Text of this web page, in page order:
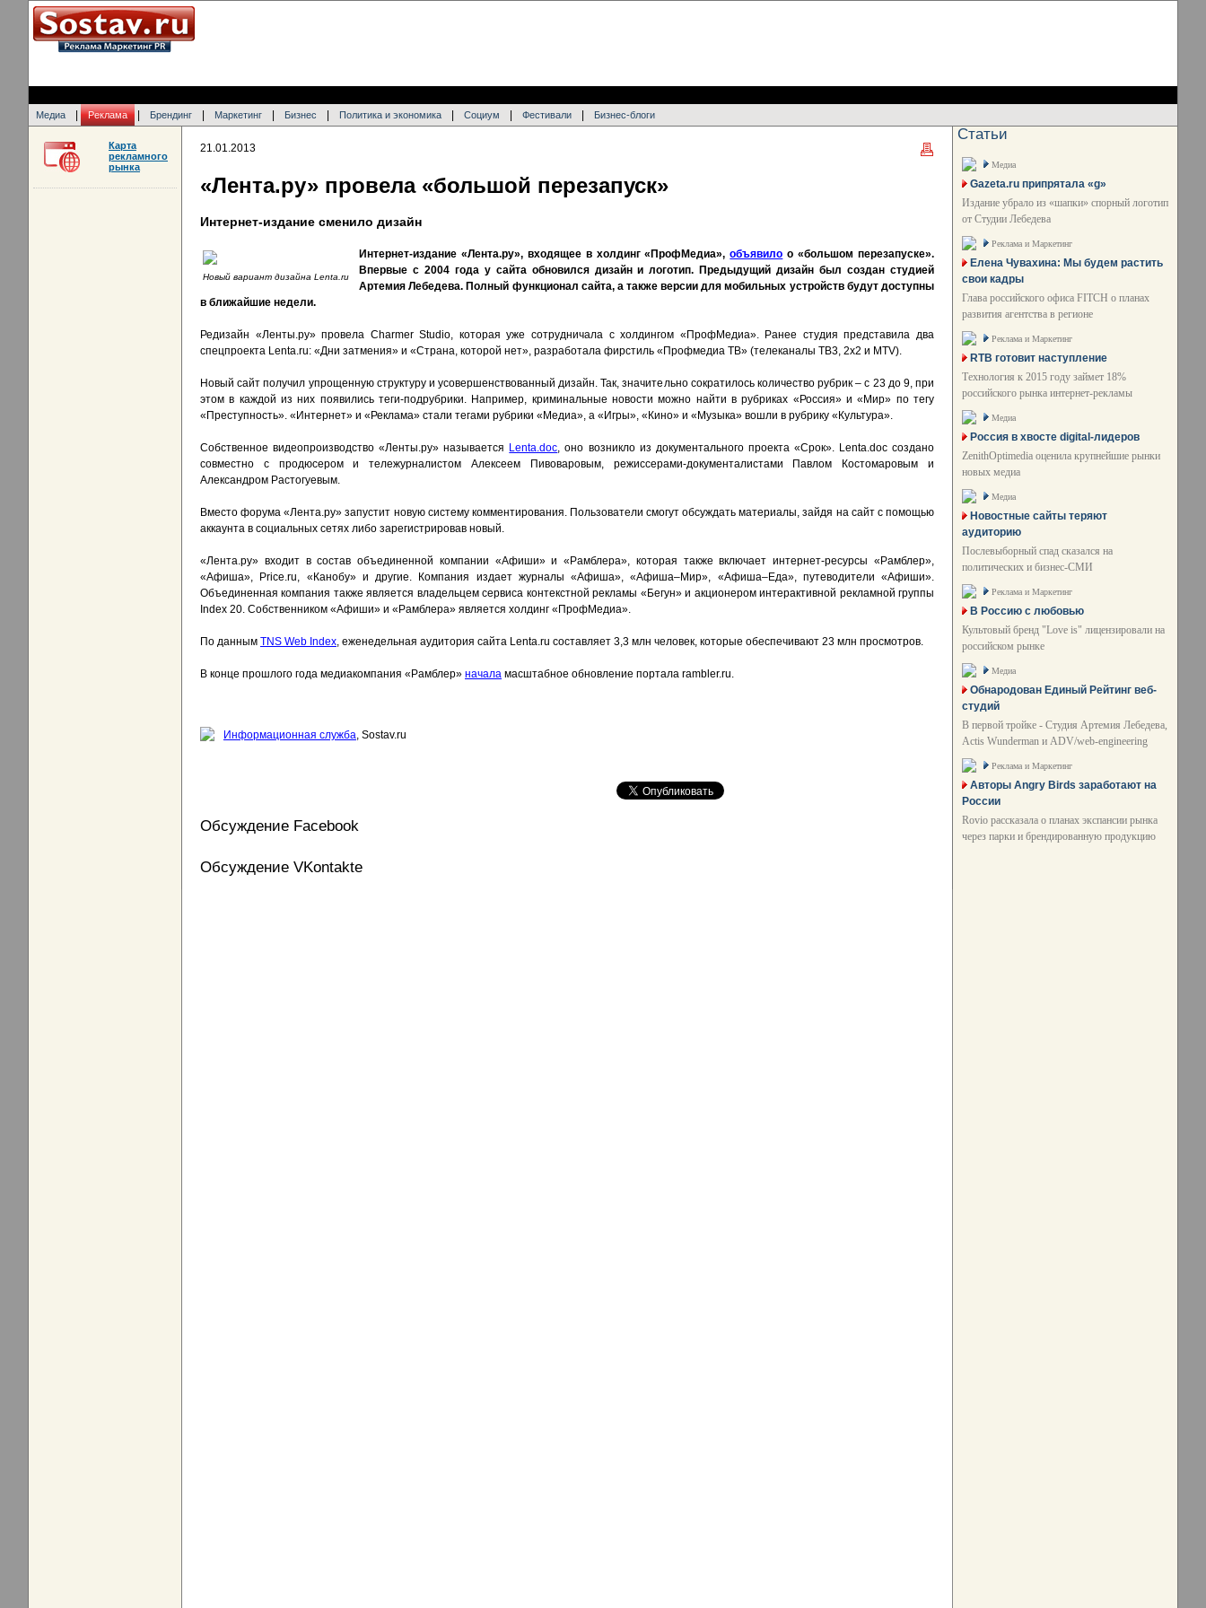
Медиа Реклама Брендинг Маркетинг Бизнес Политика и экономика Социум Фестивали Бизнес-блоги
21.01.2013
«Лента.ру» провела «большой перезапуск»
Интернет-издание сменило дизайн
Новый вариант дизайна Lenta.ru
Интернет-издание «Лента.ру», входящее в холдинг «ПрофМедиа»,объявило о «большом перезапуске».
Впервые с 2004 года у сайта обновился дизайн и логотип. Предыдущий дизайн был создан студией
Артемия Лебедева. Полный функционал сайта, а также версии для мобильных устройств будут доступны
в ближайшие недели.
Редизайн «Ленты.ру» провела Charmer Studio, которая уже сотрудничала с холдингом «ПрофМедиа». Ранее студия представила два
спецпроекта Lenta.ru: «Дни затмения» и «Страна, которой нет», разработала фирстиль «Профмедиа ТВ» (телеканалы ТВ3, 2x2 и МTV).
Новый сайт получил упрощенную структуру и усовершенствованный дизайн. Так, значительно сократилось количество рубрик – с 23 до 9, при
этом в каждой из них появились теги-подрубрики. Например, криминальные новости можно найти в рубриках «Россия» и «Мир» по тегу
«Преступность». «Интернет» и «Реклама» стали тегами рубрики «Медиа», а «Игры», «Кино» и «Музыка» вошли в рубрику «Культура».
Собственное видеопроизводство «Ленты.ру» называется Lenta.doc, оно возникло из документального проекта «Срок». Lenta.doc создано
совместно с продюсером и тележурналистом Алексеем Пивоваровым, режиссерами-документалистами Павлом Костомаровым и
Александром Растогуевым.
Вместо форума «Лента.ру» запустит новую систему комментирования. Пользователи смогут обсуждать материалы, зайдя на сайт с помощью
аккаунта в социальных сетях либо зарегистрировав новый.
«Лента.ру» входит в состав объединенной компании «Афиши» и «Рамблера», которая также включает интернет-ресурсы «Рамблер»,
«Афиша», Price.ru, «Канобу» и другие. Компания издает журналы «Афиша», «Афиша–Мир», «Афиша–Еда», путеводители «Афиши».
Объединенная компания также является владельцем сервиса контекстной рекламы «Бегун» и акционером интерактивной рекламной группы
Index 20. Собственником «Афиши» и «Рамблера» является холдинг «ПрофМедиа».
По данным TNS Web Index, еженедельная аудитория сайта Lenta.ru составляет 3,3 млн человек, которые обеспечивают 23 млн просмотров.
В конце прошлого года медиакомпания «Рамблер» начала масштабное обновление портала rambler.ru.
Информационная служба, Sostav.ru
Обсуждение Facebook
Обсуждение VKontakte
Карта
рекламного
рынка
Статьи
Медиа
Gazeta.ru припрятала «g»
Издание убрало из «шапки» спорный логотип
от Студии Лебедева
Реклама и Маркетинг
Елена Чувахина: Мы будем растить
свои кадры
Глава российского офиса FITCH о планах
развития агентства в регионе
Реклама и Маркетинг
RTB готовит наступление
Технология к 2015 году займет 18%
российского рынка интернет-рекламы
Медиа
Россия в хвосте digital-лидеров
ZenithOptimedia оценила крупнейшие рынки
новых медиа
Медиа
Новостные сайты теряют
аудиторию
Послевыборный спад сказался на
политических и бизнес-СМИ
Реклама и Маркетинг
В Россию с любовью
Культовый бренд "Love is" лицензировали на
российском рынке
Медиа
Обнародован Единый Рейтинг веб-
студий
В первой тройке - Студия Артемия Лебедева,
Actis Wunderman и ADV/web-engineering
Реклама и Маркетинг
Авторы Angry Birds заработают на
России
Rovio рассказала о планах экспансии рынка
через парки и брендированную продукцию